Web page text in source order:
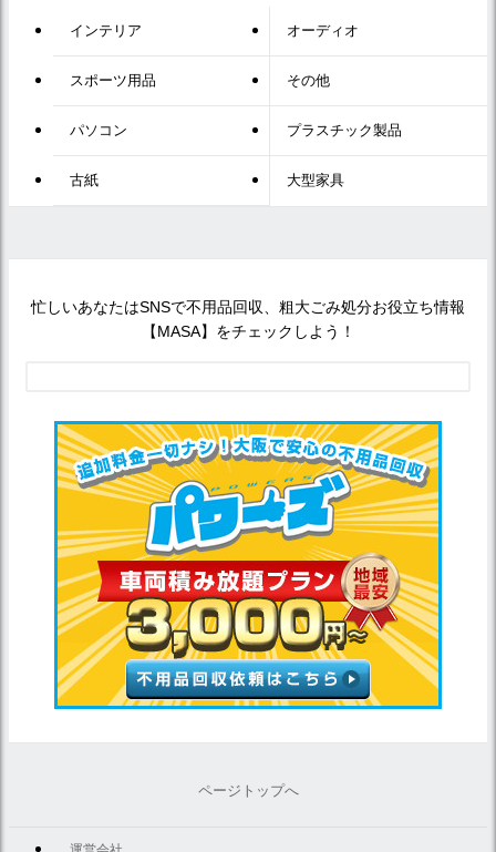
インテリア オーディオ
スポーツ用品 その他
パソコン プラスチック製品
古紙 大型家具
忙しいあなたはSNSで不用品回収、粗大ごみ処分お役立ち情報
【MASA】をチェックしよう！
ページトップへ